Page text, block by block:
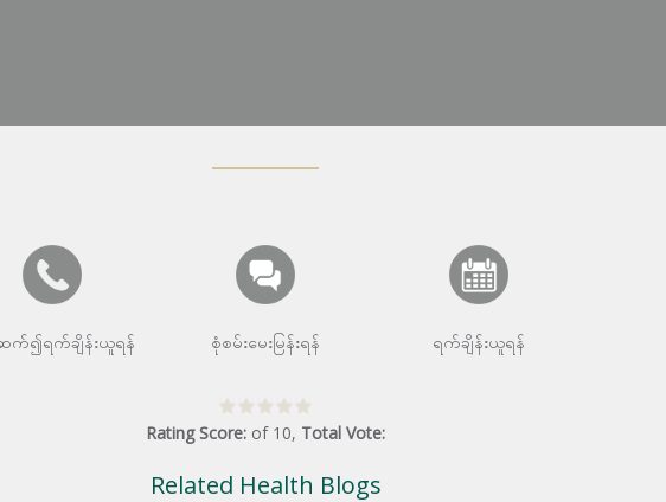
က်၍ရက်ချိန်းယူရန် စုံစမ်းမေးမြန်းရန် ရက်ချိန်းယူရန်
Rating Score: of 10, Total Vote:
Related Health Blogs